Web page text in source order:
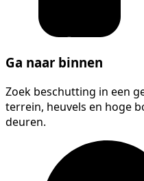
Ga naar binnen
Zoek beschutting in een
terrein, heuvels en hoge
deuren.